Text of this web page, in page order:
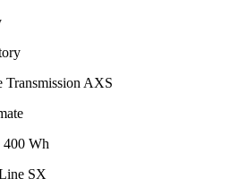
Transmission AXS
400 Wh
SX